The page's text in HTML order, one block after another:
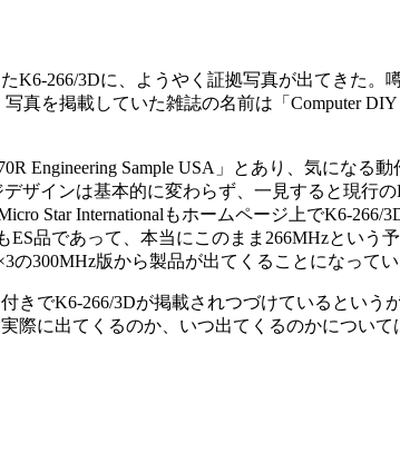
266/3Dに、ようやく証拠写真が出てきた。
真を掲載していた雑誌の名前は「Computer
Engineering Sample USA」とあり、気になる
ザインは基本的に変わらず、一見すると現行
Star Internationalもホームページ上でK6-266/
ES品であって、本当にこのまま266MHzとい
300MHz版から製品が出てくることになってい
でK6-266/3Dが掲載されつづけているという
際に出てくるのか、いつ出てくるのかについ